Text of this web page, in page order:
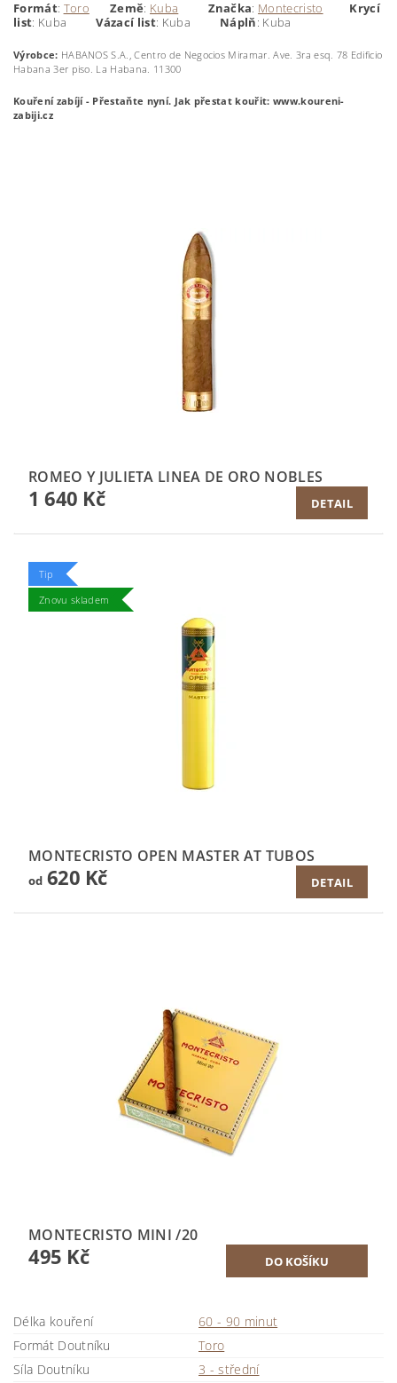
Formát: Toro Země: Kuba Značka: Montecristo
Krycí
list: KubaVázací list: Kuba Náplň: Kuba
Výrobce: HABANOS S.A., Centro de Negocios Miramar. Ave. 3ra esq. 78 Edificio
Habana 3er piso. La Habana. 11300
Kouření zabíjí - Přestaňte nyní. Jak přestat kouřit: www.koureni-
zabiji.cz
ROMEO Y JULIETA LINEA DE ORO NOBLES
1 640 Kč DETAIL
Tip
Znovu skladem
MONTECRISTO OPEN MASTER AT TUBOS
od620 Kč DETAIL
MONTECRISTO MINI /20
495 Kč
Délka kouření
60 - 90 minut
Formát Doutníku
Toro
Síla Doutníku
3 - střední